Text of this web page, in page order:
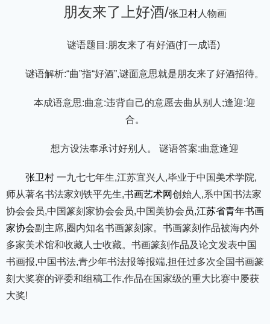
朋友来了上好酒/张卫村人物画
谜语题目:朋友来了有好酒(打一成语)
谜语解析:“曲”指“好酒”,谜面意思就是朋友来了好酒招待。
本成语意思:曲意:违背自己的意愿去曲从别人;逢迎:迎
合。
想方设法奉承讨好别人。 谜语答案:曲意逢迎
张卫村 一九七七年生,江苏宜兴人,毕业于中国美术学院,
师从著名书法家刘铁平先生,书画艺术网创始人,系中国书法家
协会会员,中国篆刻家协会会员,中国美协会员,江苏省青年书画
家协会副主席,圈内知名书画篆刻家。书画篆刻作品被海内外
多家美术馆和收藏人士收藏。书画篆刻作品及论文发表中国
书画报,中国书法,青少年书法报等报端,担任过多次全国书画篆
刻大奖赛的评委和组稿工作,作品在国家级的重大比赛中屡获
大奖!